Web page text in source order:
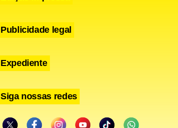
Publicidade legal
Expediente
Siga nossas redes